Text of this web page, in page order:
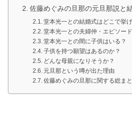
佐藤めぐみの旦那の元旦那説と
堂本光一との結婚式はどこで挙
堂本光一との夫婦仲・エピソード
堂本光一との間に子供はいる？
子供を持つ願望はあるのか？
どんな母親になりそうか？
元旦那という噂が出た理由
佐藤めぐみの旦那に関する総ま